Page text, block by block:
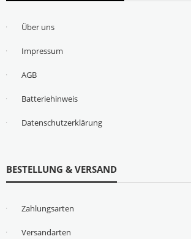
Über uns
Impressum
AGB
Batteriehinweis
Datenschutzerklärung
BESTELLUNG & VERSAND
Zahlungsarten
Versandarten